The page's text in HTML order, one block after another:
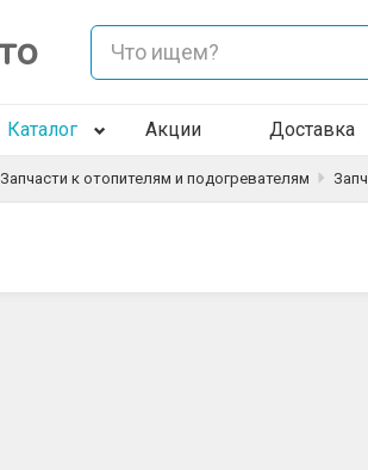
Каталог Акции Доставка
Запчасти к отопителям и подогревателям